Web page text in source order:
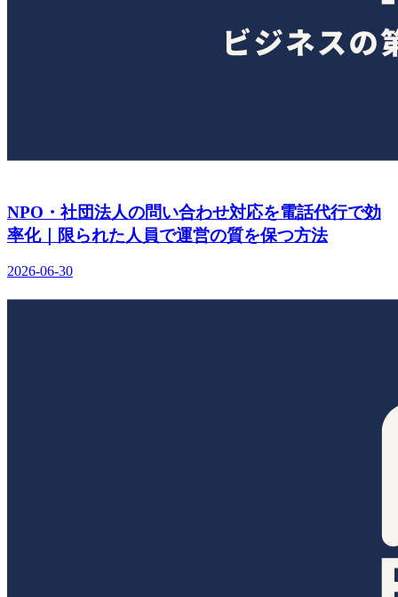
NPO・社団法人の問い合わせ対応を電話代行で効
率化｜限られた人員で運営の質を保つ方法
2026-06-30